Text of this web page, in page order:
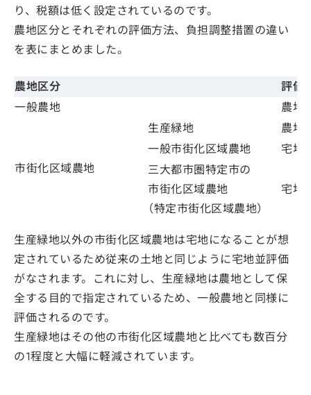
り、税額は低く設定されているのです。
農地区分とそれぞれの評価方法、負担調整措置の違い
を表にまとめました。
農地区分
評価
一般農地
農地
市街化区域農地
生産緑地
農地
一般市街化区域農地
宅地
三大都市圏特定市の
市街化区域農地
（特定市街化区域農地）
宅地
生産緑地以外の市街化区域農地は宅地になることが想
定されているため従来の土地と同じように宅地並評価
がなされます。これに対し、生産緑地は農地として保
全する目的で指定されているため、一般農地と同様に
評価されるのです。
生産緑地はその他の市街化区域農地と比べても数百分
の1程度と大幅に軽減されています。